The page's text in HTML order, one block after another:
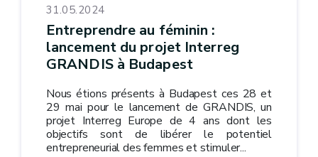
31.05.2024
Entreprendre au féminin :
lancement du projet Interreg
GRANDIS à Budapest
Nous étions présents à Budapest ces 28 et
29 mai pour le lancement de GRANDIS, un
projet Interreg Europe de 4 ans dont les
objectifs sont de libérer le potentiel
entrepreneurial des femmes et stimuler...